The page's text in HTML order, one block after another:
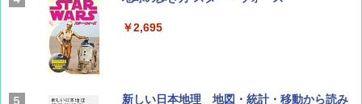
BE-PAL(ビ-パル) 2026年 9 月号【特別付録:
￥2,695
新しい日本地理 地図・統計・移動から読み